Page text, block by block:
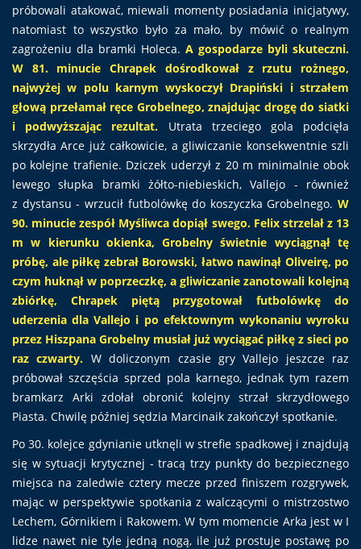
próbowali atakować, miewali momenty posiadania inicjatywy,
natomiast to wszystko było za mało, by mówić o realnym
zagrożeniu dla bramki Holeca. A gospodarze byli skuteczni.
W 81. minucie Chrapek dośrodkował z rzutu rożnego,
najwyżej w polu karnym wyskoczył Drapiński i strzałem
głową przełamał ręce Grobelnego, znajdując drogę do siatki
i podwyższając rezultat. Utrata trzeciego gola podcięła
skrzydła Arce już całkowicie, a gliwiczanie konsekwentnie szli
po kolejne trafienie. Dziczek uderzył z 20 m minimalnie obok
lewego słupka bramki żółto-niebieskich, Vallejo - również
z dystansu - wrzucił futbolówkę do koszyczka Grobelnego. W
90. minucie zespół Myśliwca dopiął swego. Felix strzelał z 13
m w kierunku okienka, Grobelny świetnie wyciągnął tę
próbę, ale piłkę zebrał Borowski, łatwo nawinął Oliveirę, po
czym huknął w poprzeczkę, a gliwiczanie zanotowali kolejną
zbiórkę, Chrapek piętą przygotował futbolówkę do
uderzenia dla Vallejo i po efektownym wykonaniu wyroku
przez Hiszpana Grobelny musiał już wyciągać piłkę z sieci po
raz czwarty. W doliczonym czasie gry Vallejo jeszcze raz
próbował szczęścia sprzed pola karnego, jednak tym razem
bramkarz Arki zdołał obronić kolejny strzał skrzydłowego
Piasta. Chwilę później sędzia Marcinaik zakończył spotkanie.
Po 30. kolejce gdynianie utknęli w strefie spadkowej i znajdują
się w sytuacji krytycznej - tracą trzy punkty do bezpiecznego
miejsca na zaledwie cztery mecze przed finiszem rozgrywek,
mając w perspektywie spotkania z walczącymi o mistrzostwo
Lechem, Górnikiem i Rakowem. W tym momencie Arka jest w I
lidze nawet nie tyle jedną nogą, ile już prostuje postawę po